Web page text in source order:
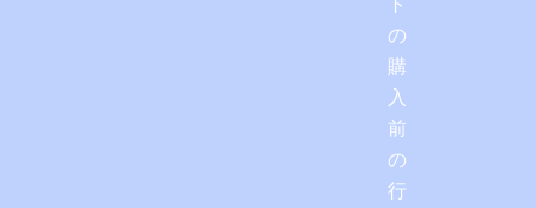
の
購
入
前
の
行